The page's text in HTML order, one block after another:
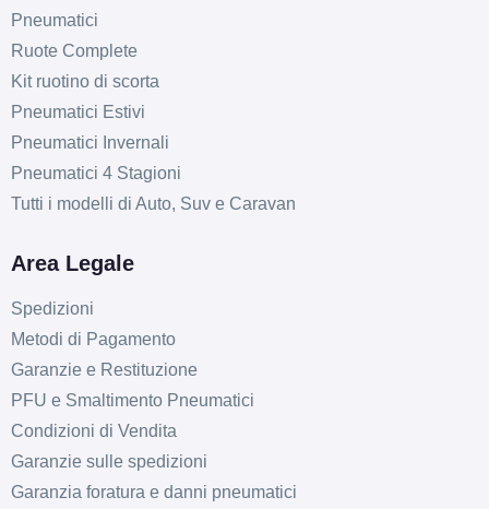
D
Pneumatici
Ruote Complete
Kit ruotino di scorta
Pneumatici Estivi
Pneumatici Invernali
Pneumatici 4 Stagioni
Tutti i modelli di Auto, Suv e Caravan
Area Legale
Spedizioni
Metodi di Pagamento
Garanzie e Restituzione
PFU e Smaltimento Pneumatici
Condizioni di Vendita
Garanzie sulle spedizioni
Garanzia foratura e danni pneumatici